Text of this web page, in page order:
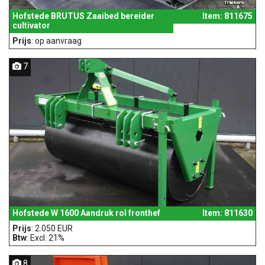
Hofstede BRUTUS Zaaibed bereider
cultivator
Item: 811675
Prijs: op aanvraag
7
Hofstede W 1600 Aandruk rol fronthef
Item: 811630
Prijs: 2.050 EUR
Btw: Excl. 21%